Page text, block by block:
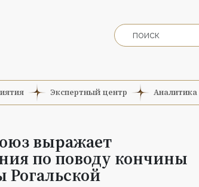
Экспертный центр Аналитика
выражает
по поводу кончины